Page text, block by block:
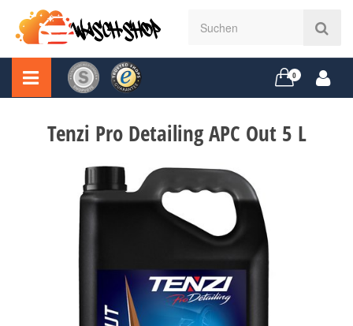
0
Tenzi Pro Detailing APC Out 5 L